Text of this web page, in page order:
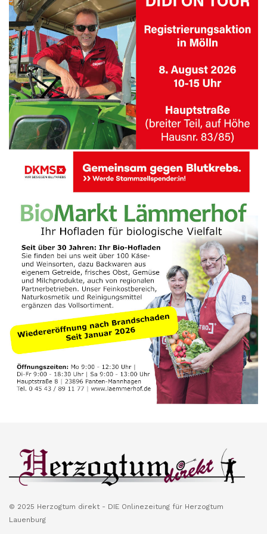
© 2025 Herzogtum direkt - DIE Onlinezeitung für Herzogtum
Lauenburg